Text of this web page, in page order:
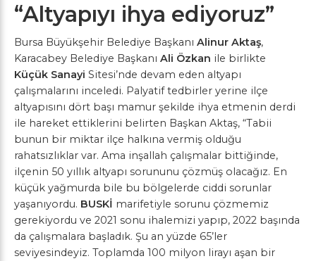
“Altyapıyı ihya ediyoruz”
Bursa Büyükşehir Belediye Başkanı Alinur Aktaş,
Karacabey Belediye Başkanı Ali Özkan ile birlikte
Küçük Sanayi Sitesi’nde devam eden altyapı
çalışmalarını inceledi. Palyatif tedbirler yerine ilçe
altyapısını dört başı mamur şekilde ihya etmenin derdi
ile hareket ettiklerini belirten Başkan Aktaş, “Tabii
bunun bir miktar ilçe halkına vermiş olduğu
rahatsızlıklar var. Ama inşallah çalışmalar bittiğinde,
ilçenin 50 yıllık altyapı sorununu çözmüş olacağız. En
küçük yağmurda bile bu bölgelerde ciddi sorunlar
yaşanıyordu. BUSKİ marifetiyle sorunu çözmemiz
gerekiyordu ve 2021 sonu ihalemizi yapıp, 2022 başında
da çalışmalara başladık. Şu an yüzde 65’ler
seviyesindeyiz. Toplamda 100 milyon lirayı aşan bir